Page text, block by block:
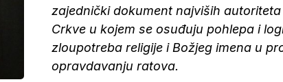
zajednički dokument najviših
Crkve u kojem se osuđuju pohlepa i
zloupotreba religije i Božjeg imena u
opravdavanju ratova.